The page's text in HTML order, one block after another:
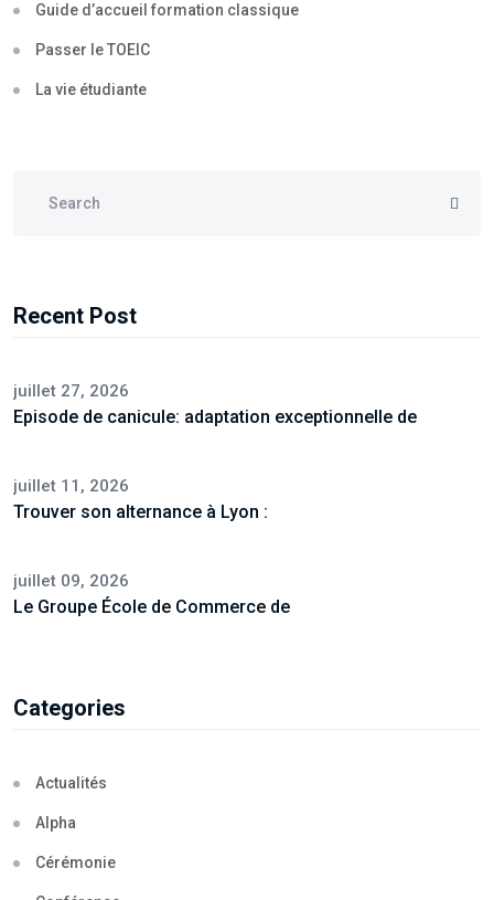
Guide d’accueil formation classique
Passer le TOEIC
La vie étudiante
Recent Post
juillet 27, 2026
Episode de canicule: adaptation exceptionnelle de
juillet 11, 2026
Trouver son alternance à Lyon :
juillet 09, 2026
Le Groupe École de Commerce de
Categories
Actualités
Alpha
Cérémonie